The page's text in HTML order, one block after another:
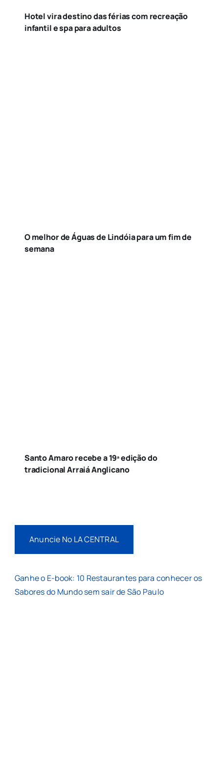
Hotel vira destino das férias com recreação
infantil e spa para adultos
O melhor de Águas de Lindóia para um fim de
semana
Santo Amaro recebe a 19ª edição do
tradicional Arraiá Anglicano
Anuncie No LA CENTRAL
Ganhe o E-book: 10 Restaurantes para conhecer os
Sabores do Mundo sem sair de São Paulo